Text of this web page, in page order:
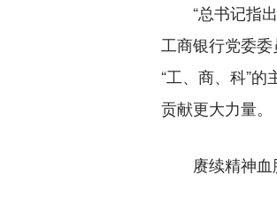
“总书记指出
工商银行党委
“工、商、科”
贡献更大力量。
赓续精神血